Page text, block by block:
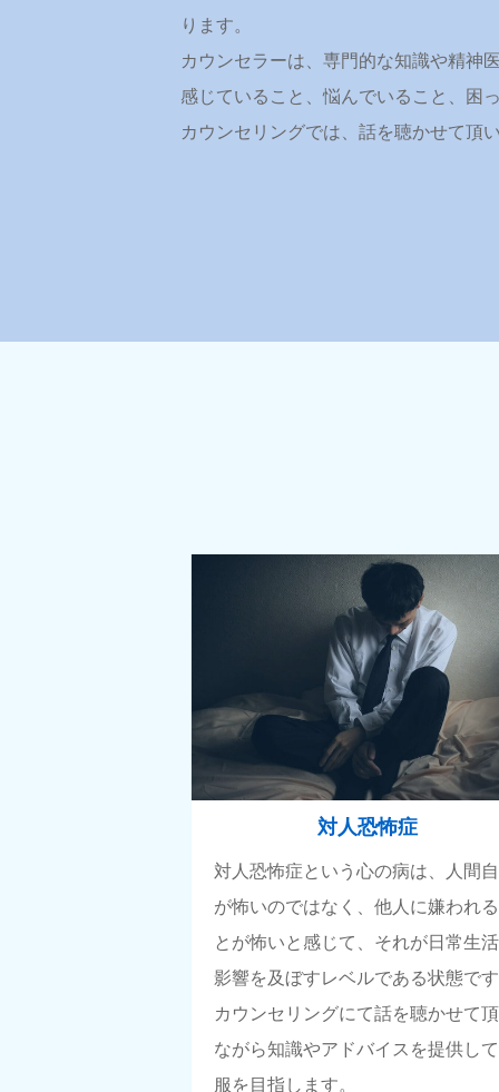
ります。
カウンセラーは、専門的な知識や精神
感じていること、悩んでいること、困
カウンセリングでは、話を聴かせて頂
対人恐怖症
対人恐怖症という心の病は、人間
が怖いのではなく、他人に嫌われ
とが怖いと感じて、それが日常生
影響を及ぼすレベルである状態で
カウンセリングにて話を聴かせて
ながら知識やアドバイスを提供し
服を目指します。